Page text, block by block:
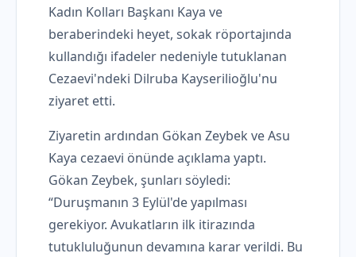
Kadın Kolları Başkanı Kaya ve
beraberindeki heyet, sokak röportajında ​​
kullandığı ifadeler nedeniyle tutuklanan
Cezaevi'ndeki Dilruba Kayserilioğlu'nu
ziyaret etti.
Ziyaretin ardından Gökan Zeybek ve Asu
Kaya cezaevi önünde açıklama yaptı.
Gökan Zeybek, şunları söyledi:
“Duruşmanın 3 Eylül'de yapılması
gerekiyor. Avukatların ilk itirazında
tutukluluğunun devamına karar verildi. Bu